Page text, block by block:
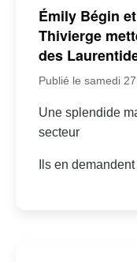
Émily Bégin
Thivierge
des
Publié le samedi
Une splendide
secteur
Ils en